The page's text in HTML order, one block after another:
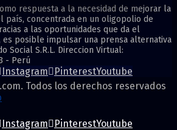
respuesta a la necesidad de mejorar la
país, concentrada en un oligopolio de
a las oportunidades que da el
posible impulsar una prensa alternativa
Social S.R.L. Direccion Virtual:
- Perú
Instagram PinterestYoutube
Todos los derechos reservados
Instagram PinterestYoutube